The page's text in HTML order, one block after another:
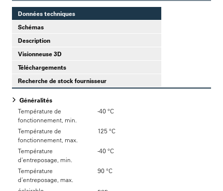
Données techniques
Schémas
Description
Visionneuse 3D
Téléchargements
Recherche de stock fournisseur
Généralités
Température de
fonctionnement, min.
-40 °C
Température de
fonctionnement, max.
125 °C
Température
d’entreposage, min.
-40 °C
Température
d’entreposage, max.
90 °C